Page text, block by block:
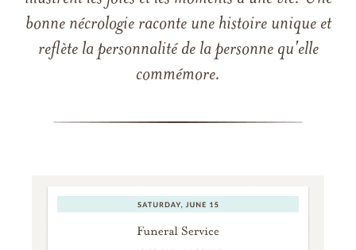
bonne nécrologie raconte une histoire unique et
reflète la personnalité de la personne qu'elle
commémore.